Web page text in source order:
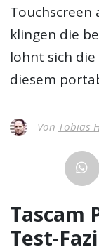
Touchscreen
klingen die
lohnt sich
diesem
Von Tobias
Tascam
Test-